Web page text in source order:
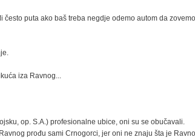
puta ako baš treba negdje odemo autom da
iza Ravnog...
op. S.A.) profesionalne ubice, oni su se obučavali.
prođu sami Crnogorci, jer oni ne znaju šta je